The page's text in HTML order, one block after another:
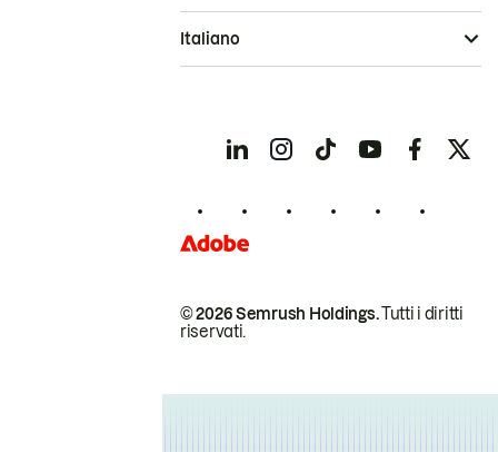
© 2026 Semrush Holdings.Tutti i diritti
riservati.
Italiano